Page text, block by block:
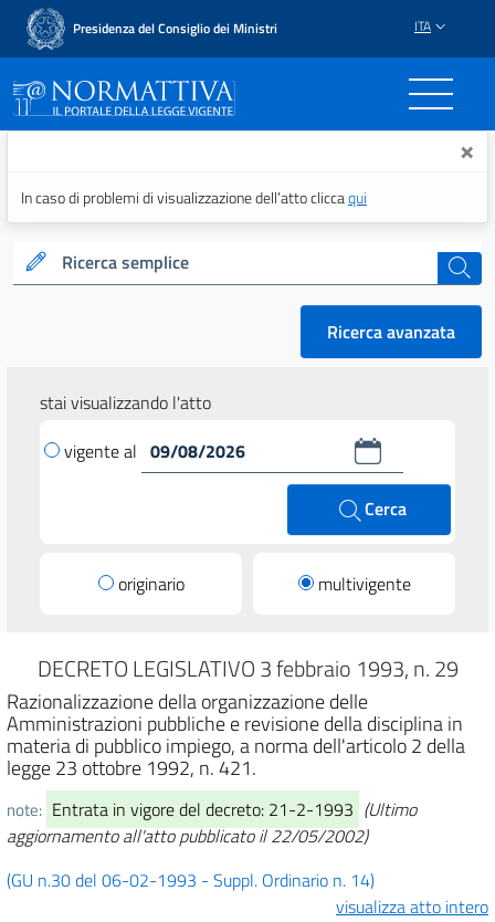
Presidenza del Consiglio dei Ministri ITA
Normattiva - Il portale ×
In caso di problemi di visualizzazione dell’atto cliccaqui
Ricerca semplice cerca
Ricerca avanzata
stai visualizzando l'atto
vigente al
Cerca
originario multivigente
DECRETO LEGISLATIVO 3 febbraio 1993, n. 29
Razionalizzazione della organizzazione delle
Amministrazioni pubbliche e revisione della disciplina in
materia di pubblico impiego, a norma dell'articolo 2 della
legge 23 ottobre 1992, n. 421.
note: Entrata in vigore del decreto: 21-2-1993 (Ultimo
aggiornamento all'atto pubblicato il 22/05/2002)
(GU n.30 del 06-02-1993 - Suppl. Ordinario n. 14)
visualizza atto intero